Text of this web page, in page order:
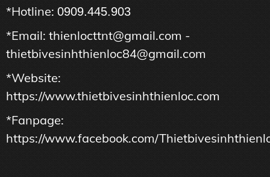
*Hotline: 0909.445.903
*Email: thienlocttnt@gmail.com -
thietbivesinhthienloc84@gmail.com
*Website:
https://www.thietbivesinhthienloc.com
*Fanpage:
https://www.facebook.com/